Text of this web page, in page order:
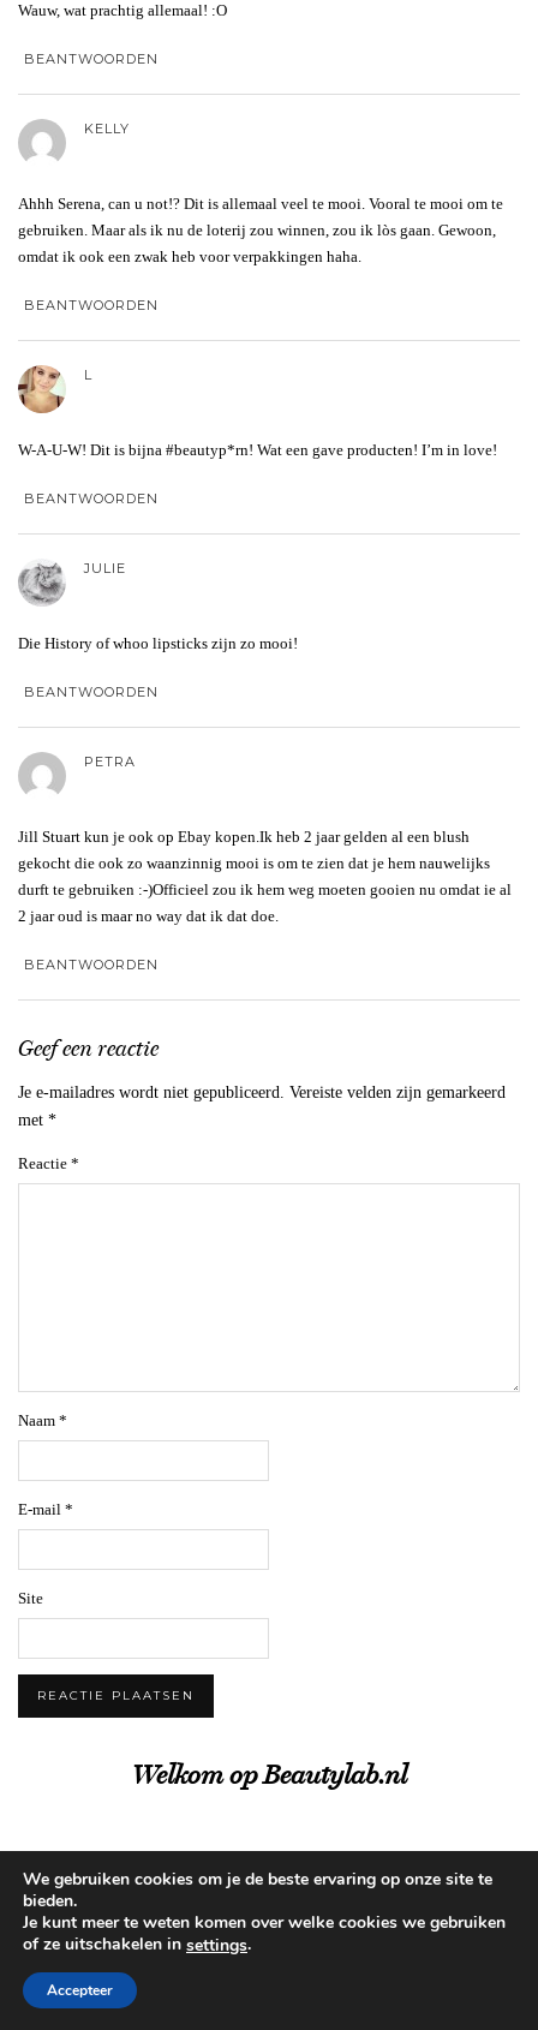
Wauw, wat prachtig allemaal! :O
BEANTWOORDEN
KELLY
Ahhh Serena, can u not!? Dit is allemaal veel te mooi. Vooral te mooi om te
gebruiken. Maar als ik nu de loterij zou winnen, zou ik lòs gaan. Gewoon,
omdat ik ook een zwak heb voor verpakkingen haha.
BEANTWOORDEN
L
W-A-U-W! Dit is bijna #beautyp*rn! Wat een gave producten! I’m in love!
BEANTWOORDEN
JULIE
Die History of whoo lipsticks zijn zo mooi!
BEANTWOORDEN
PETRA
Jill Stuart kun je ook op Ebay kopen.Ik heb 2 jaar gelden al een blush
gekocht die ook zo waanzinnig mooi is om te zien dat je hem nauwelijks
durft te gebruiken :-)Officieel zou ik hem weg moeten gooien nu omdat ie al
2 jaar oud is maar no way dat ik dat doe.
BEANTWOORDEN
Geef een reactie
Je e-mailadres wordt niet gepubliceerd. Vereiste velden zijn gemarkeerd
met *
Reactie *
Naam *
E-mail *
Site
Welkom op Beautylab.nl
We gebruiken cookies om je de beste ervaring op onze site te
bieden.
Je kunt meer te weten komen over welke cookies we gebruiken
of ze uitschakelen in settings.
Accepteer